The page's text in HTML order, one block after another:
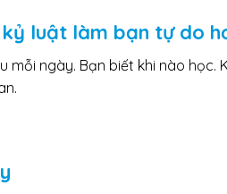
luật làm bạn tự do
ngày. Bạn biết khi nào học.